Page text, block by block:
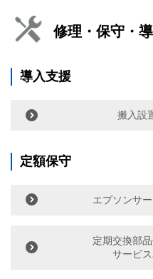
修理・保守・
導入支援
搬入設
定額保守
エプソンサ
定期交換部
サービ